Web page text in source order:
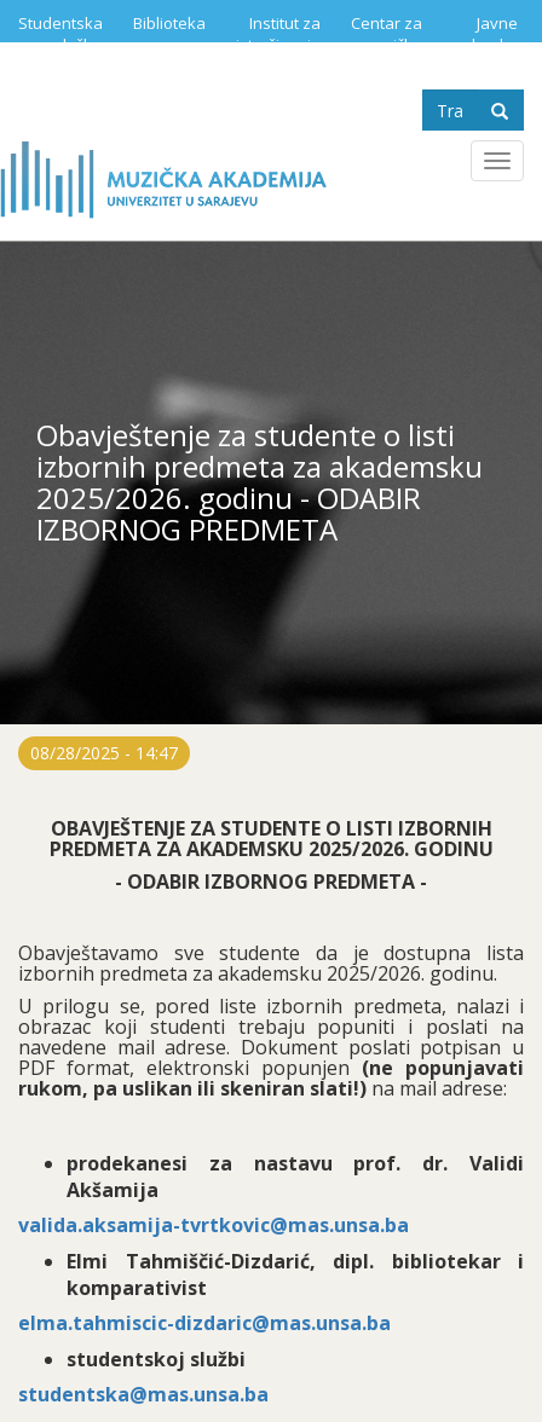
Studentska
služba
Biblioteka
Institut za
istraživanje
Centar za
muzičku
Javne
nabavke
Search
form
Obavještenje za studente o listi
izbornih predmeta za akademsku
2025/2026. godinu - ODABIR
IZBORNOG PREDMETA
08/28/2025 - 14:47
OBAVJEŠTENJE ZA STUDENTE O LISTI IZBORNIH
PREDMETA ZA AKADEMSKU 2025/2026. GODINU
- ODABIR IZBORNOG PREDMETA -
Obavještavamo sve studente da je dostupna lista
izbornih predmeta za akademsku 2025/2026. godinu.
U prilogu se, pored liste izbornih predmeta, nalazi i
obrazac koji studenti trebaju popuniti i poslati na
navedene mail adrese. Dokument poslati potpisan u
PDF format, elektronski popunjen (ne popunjavati
rukom, pa uslikan ili skeniran slati!) na mail adrese:
prodekanesi za nastavu prof. dr. Validi
Akšamija
valida.aksamija-tvrtkovic@mas.unsa.ba
Elmi Tahmiščić-Dizdarić, dipl. bibliotekar i
komparativist
elma.tahmiscic-dizdaric@mas.unsa.ba
studentskoj službi
studentska@mas.unsa.ba